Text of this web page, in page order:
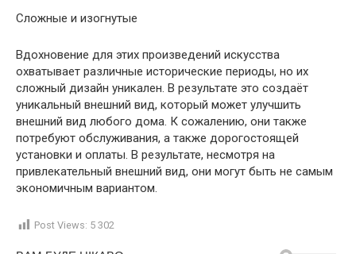
Сложные и изогнутые
Вдохновение для этих произведений искусства
охватывает различные исторические периоды, но их
сложный дизайн уникален. В результате это создаёт
уникальный внешний вид, который может улучшить
внешний вид любого дома. К сожалению, они также
потребуют обслуживания, а также дорогостоящей
установки и оплаты. В результате, несмотря на
привлекательный внешний вид, они могут быть не самым
экономичным вариантом.
Post Views: 5 302